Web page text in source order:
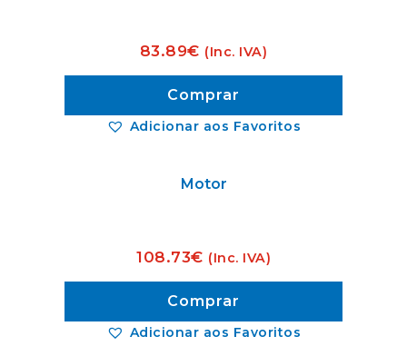
Adicionar aos Favoritos
83.89€ (Inc. IVA)
Comprar
Adicionar aos Favoritos
Motor
108.73€ (Inc. IVA)
Comprar